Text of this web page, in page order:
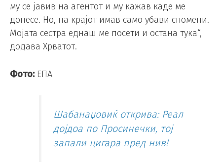
му се јавив на агентот и му кажав каде ме
донесе. Но, на крајот имав само убави спомени.
Мојата сестра еднаш ме посети и остана тука“,
додава Хрватот.
Фото: ЕПА
Шабанаџовиќ открива: Реал
дојдоа по Просинечки, тој
запали цигара пред нив!